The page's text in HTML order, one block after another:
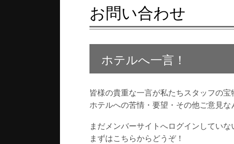
お問い合わせ
ホテルへ一言！
皆様の貴重な一言が私たちスタッフの宝
ホテルへの苦情・要望・その他ご意見な
まだメンバーサイトへログインしていな
まずはこちらからどうぞ！